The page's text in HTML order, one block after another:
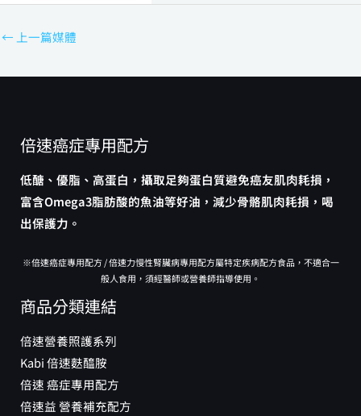
← 上一篇媒體
倍速癌症專用配方
低醣、優脂、高蛋白，攝取足夠蛋白質避免癌友肌肉耗損，
富含Omega3脂肪酸的魚油等好油，減少骨骼肌肉耗損，喝
出保護力。
※倍速癌症專用配方 / 倍速力慢性腎臟病專用配方屬特定疾病配方食品，不適合一
般人食用，須經醫師或營養師指導使用。
商品分類連結
倍速營養照護系列
Kabi 倍速麩醯胺
倍速 癌症專用配方
倍速益 營養補充配方